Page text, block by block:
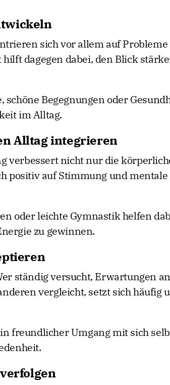
sich vor allem auf
dagegen dabei, den Blick
schöne Begegnungen oder
im Alltag.
Alltag integrieren
verbessert nicht nur die
positiv auf Stimmung und mentale
oder leichte Gymnastik helfen
zu gewinnen.
ständig versucht, Erwartungen
vergleicht, setzt sich häufig
freundlicher Umgang mit sich